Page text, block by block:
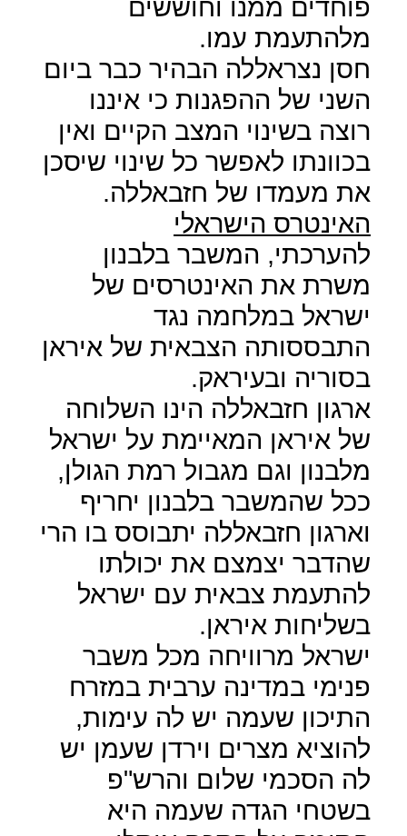
פוחדים ממנו וחוששים
מלהתעמת עמו.
חסן נצראללה הבהיר כבר ביום
השני של ההפגנות כי איננו
רוצה בשינוי המצב הקיים ואין
בכוונתו לאפשר כל שינוי שיסכן
את מעמדו של חזבאללה.
האינטרס הישראלי
להערכתי, המשבר בלבנון
משרת את האינטרסים של
ישראל במלחמה נגד
התבססותה הצבאית של איראן
בסוריה ובעיראק.
ארגון חזבאללה הינו השלוחה
של איראן המאיימת על ישראל
מלבנון וגם מגבול רמת הגולן,
ככל שהמשבר בלבנון יחריף
וארגון חזבאללה יתבוסס בו הרי
שהדבר יצמצם את יכולתו
להתעמת צבאית עם ישראל
בשליחות איראן.
ישראל מרוויחה מכל משבר
פנימי במדינה ערבית במזרח
התיכון שעמה יש לה עימות,
להוציא מצרים וירדן שעמן יש
לה הסכמי שלום והרש"פ
בשטחי הגדה שעמה היא